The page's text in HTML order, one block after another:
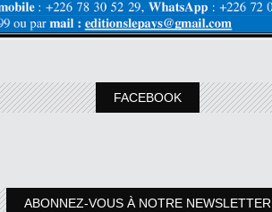
FACEBOOK
ABONNEZ-VOUS À NOTRE NEWSLETTER